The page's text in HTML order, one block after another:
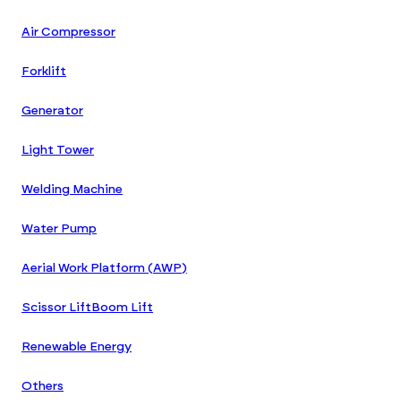
Air Compressor
Forklift
Generator
Light Tower
Welding Machine
Water Pump
Aerial Work Platform (AWP)
Scissor Lift Boom Lift
Renewable Energy
Others